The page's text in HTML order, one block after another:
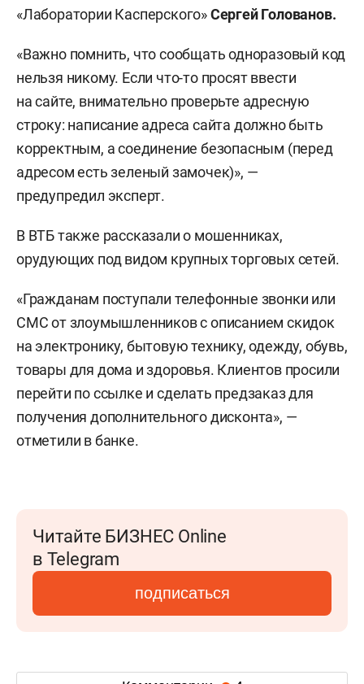
«Лаборатории Касперского»Сергей Голованов.
«Важно помнить, что сообщать одноразовый код
нельзя никому. Если что-то просят ввести
на сайте, внимательно проверьте адресную
строку: написание адреса сайта должно быть
корректным, а соединение безопасным (перед
адресом есть зеленый замочек)», —
предупредил эксперт.
В ВТБ также рассказали о мошенниках,
орудующих под видом крупных торговых сетей.
«Гражданам поступали телефонные звонки или
СМС от злоумышленников с описанием скидок
на электронику, бытовую технику, одежду, обувь,
товары для дома и здоровья. Клиентов просили
перейти по ссылке и сделать предзаказ для
получения дополнительного дисконта», —
отметили в банке.
Читайте БИЗНЕС Online
в Telegram
подписаться